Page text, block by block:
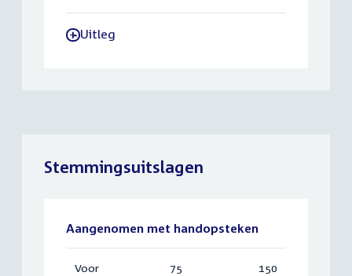
-Uitleg
Stemmingsuitslagen
Aangenomen met handopsteken
Voor:
75 150